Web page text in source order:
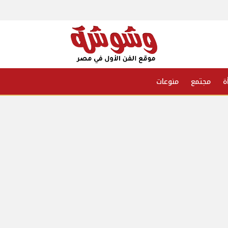
مجتمع منوعات